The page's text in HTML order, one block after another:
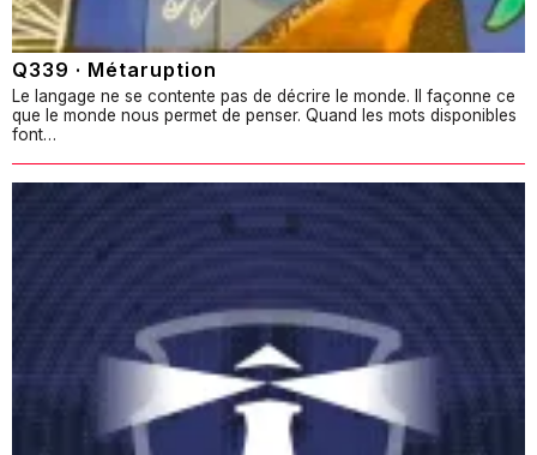
Q339 · Métaruption
Le langage ne se contente pas de décrire le monde. Il façonne ce
que le monde nous permet de penser. Quand les mots disponibles
font…